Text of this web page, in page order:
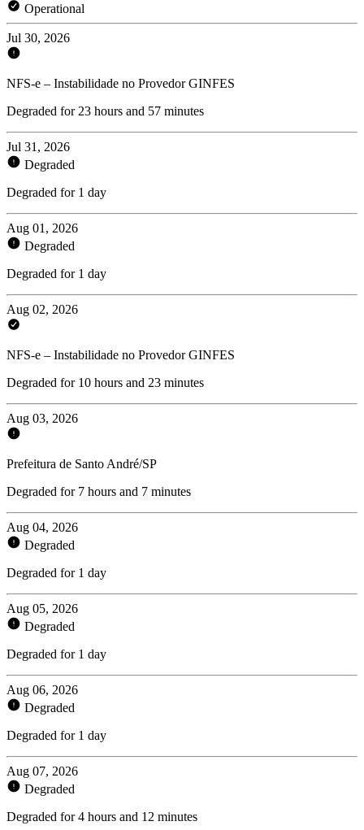
Operational
Jul 30, 2026
NFS-e – Instabilidade no Provedor GINFES
Degraded for 23 hours and 57 minutes
Jul 31, 2026
Degraded
Degraded for 1 day
Aug 01, 2026
Degraded
Degraded for 1 day
Aug 02, 2026
NFS-e – Instabilidade no Provedor GINFES
Degraded for 10 hours and 23 minutes
Aug 03, 2026
Prefeitura de Santo André/SP
Degraded for 7 hours and 7 minutes
Aug 04, 2026
Degraded
Degraded for 1 day
Aug 05, 2026
Degraded
Degraded for 1 day
Aug 06, 2026
Degraded
Degraded for 1 day
Aug 07, 2026
Degraded
Degraded for 4 hours and 12 minutes